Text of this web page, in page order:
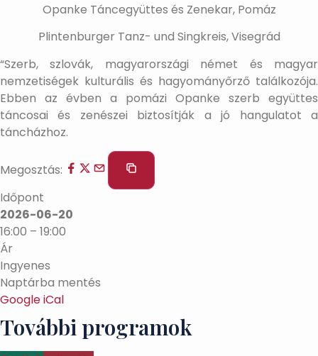
Opanke Táncegyüttes és Zenekar, Pomáz
Plintenburger Tanz- und Singkreis, Visegrád
“Szerb, szlovák, magyarországi német és magyar
nemzetiségek kulturális és hagyományőrző találkozója.
Ebben az évben a pomázi Opanke szerb együttes
táncosai és zenészei biztosítják a jó hangulatot a
táncházhoz.
Megosztás:
Időpont
2026-06-20
16:00 – 19:00
Ár
Ingyenes
Naptárba mentés
GoogleiCal
További programok